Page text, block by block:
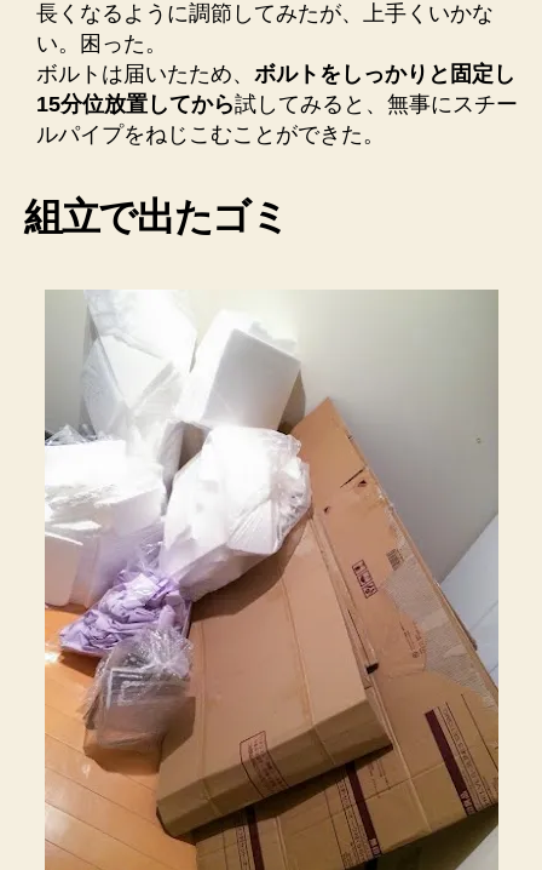
長くなるように調節してみたが、上手くいかな
い。困った。
ボルトは届いたため、 ボルトをしっかりと固定し
15分位放置してから試してみると、無事にスチー
ルパイプをねじこむことができた。
組立で出たゴミ